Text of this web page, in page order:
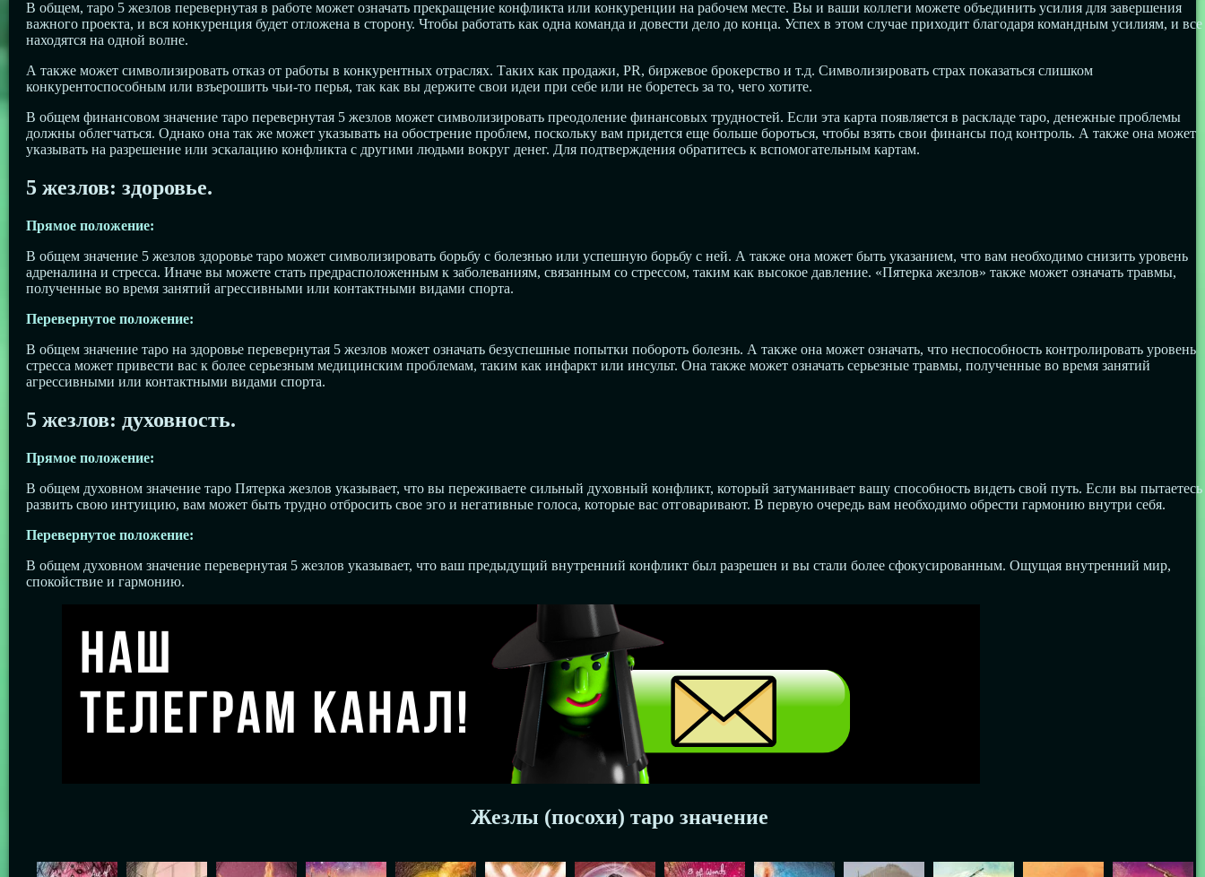
В общем, таро 5 жезлов перевернутая в работе может означать прекращение конфликта или конкуренции на рабочем месте. Вы и ваши коллеги можете объединить усилия для завершения
важного проекта, и вся конкуренция будет отложена в сторону. Чтобы работать как одна команда и довести дело до конца. Успех в этом случае приходит благодаря командным усилиям, и все
находятся на одной волне.
А также может символизировать отказ от работы в конкурентных отраслях. Таких как продажи, PR, биржевое брокерство и т.д. Символизировать страх показаться слишком
конкурентоспособным или взъерошить чьи-то перья, так как вы держите свои идеи при себе или не боретесь за то, чего хотите.
В общем финансовом значение таро перевернутая 5 жезлов может символизировать преодоление финансовых трудностей. Если эта карта появляется в раскладе таро, денежные проблемы
должны облегчаться. Однако она так же может указывать на обострение проблем, поскольку вам придется еще больше бороться, чтобы взять свои финансы под контроль. А также она может
указывать на разрешение или эскалацию конфликта с другими людьми вокруг денег. Для подтверждения обратитесь к вспомогательным картам.
5 жезлов: здоровье.
Прямое положение:
В общем значение 5 жезлов здоровье таро может символизировать борьбу с болезнью или успешную борьбу с ней. А также она может быть указанием, что вам необходимо снизить уровень
адреналина и стресса. Иначе вы можете стать предрасположенным к заболеваниям, связанным со стрессом, таким как высокое давление. «Пятерка жезлов» также может означать травмы,
полученные во время занятий агрессивными или контактными видами спорта.
Перевернутое положение:
В общем значение таро на здоровье перевернутая 5 жезлов может означать безуспешные попытки побороть болезнь. А также она может означать, что неспособность контролировать уровень
стресса может привести вас к более серьезным медицинским проблемам, таким как инфаркт или инсульт. Она также может означать серьезные травмы, полученные во время занятий
агрессивными или контактными видами спорта.
5 жезлов: духовность.
Прямое положение:
В общем духовном значение таро Пятерка жезлов указывает, что вы переживаете сильный духовный конфликт, который затуманивает вашу способность видеть свой путь. Если вы пытаетесь
развить свою интуицию, вам может быть трудно отбросить свое эго и негативные голоса, которые вас отговаривают. В первую очередь вам необходимо обрести гармонию внутри себя.
Перевернутое положение:
В общем духовном значение перевернутая 5 жезлов указывает, что ваш предыдущий внутренний конфликт был разрешен и вы стали более сфокусированным. Ощущая внутренний мир,
спокойствие и гармонию.
Жезлы (посохи) таро значение